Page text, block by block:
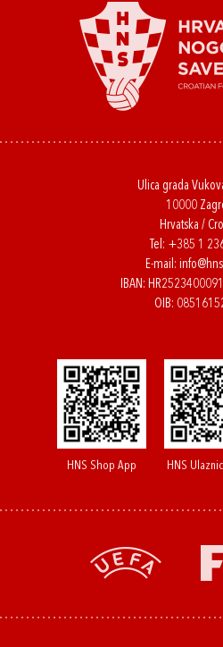
Ulica grada
10000
Hrvatska /
Tel: +385 1
E-mail:
IBAN:
OIB:
HNS Shop App HNS